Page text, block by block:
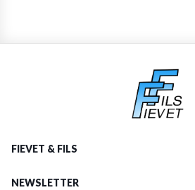
NEWSLETTER
FIEVET & FILS